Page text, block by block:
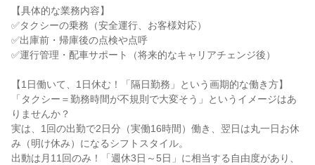
【具体的な業務内容】
✅タクシーの乗務（安全運行、お客様対応）
✅出庫前・帰庫後の点検や点呼
✅運行管理・配車サポート（将来的なキャリアチェンジ後）
【1日働いて、1日休む！「隔日勤務」という画期的な働き方】
「タクシー＝勤務時間が不規則で大変そう」というイメージはあ
りませんか？
実は、1回の出勤で2日分（実働16時間）働き、翌日は丸一日お休
み（明け休み）になるシフトスタイル。
出動は月11回のみ！「週休3日～5日」に相当する自由度があり、